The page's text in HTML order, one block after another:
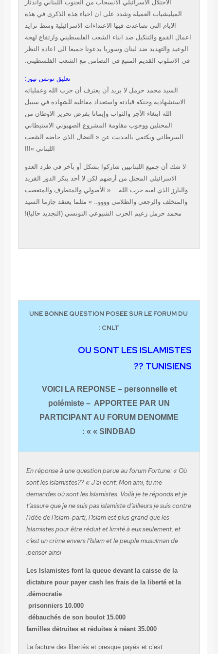
الاحتلال الاسرائيلي الانسحاب من الجنوب اللبناني واندثار
العميلة وشدد على ان احياء هذه الذكرى في هذه
الايام التي تصاعدت فيها الاعتداءات الاسرائيلية وسط تزايد
القمع والتنكيل ضد ابناء الشعب الفلسطيني وارتفاع لهجة
والتهديد ضد لبنان وسوريا يدعونا جميعا الى اعادة النظر
القديم المتبع في التضامن مع الشعب الفلسطيني.
تعليق تونس نيوز:
محمد حرمل لا يريد أن يعترف أن حزب الله وعملياته
وحنكة قيادته واستعداد مقاتليه للشهادة في سبيل
الله ابتغاء الأجر والثواب وإيمانا بفرض تحرير الاوطان من
المحتلين ووجوب مقاومة المشروع الصهيوني الاستيطاني
ويكتفي بالحديث عن « النضال الذي خاضه الشعب
أن جميع اللبنانيين شاركوا بشكل أو بآخر في طرد العدو
الاسرائيلي المحتل من أرضهم لكن لا أحد ينكر الدور الفريد
الذي لعبه حزب الله…« الأصولي والمتطرف والمتعصب
والرجعي والظلامي وووو.. »مثلما يعتقد جازما السيد
حرمل زعيم الحزب الشيوعي التونسي (التجديد حاليا)!
UNE BONNE QUESTION POSEE SUR LE
OU SONT LES
VOICI LA REPONSE – personnelle et
polémiste – APPORTEE PAR UN
PARTICIPANT AU FORUM
« SINDBAD » :
En réponse à une question parue au forum Fortune:
sont les Islamistes?? « J’ai ecrit: Mon ami, tu me
demandes où sont les Islamistes. Voilà je te réponds
t’assure que je ne suis pas islamiste d’ailleurs je suis
l’idée de l’Islam-parti, l’Islam est plus grand que les
Islamistes pour être réduit et limité à eux seulement,
c’est un crime envers l’Islam et le peuple musulman
Les Islamistes font la queue devant la caisse de la
dictature pour payer cash les frais de la liberté et
La facture des libertés et presque payés et c’est